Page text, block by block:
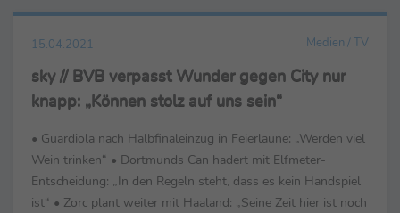
15.04.2021 Medien / TV
sky // BVB verpasst Wunder gegen City nur
knapp: „Können stolz auf uns sein“
• Guardiola nach Halbfinaleinzug in Feierlaune: „Werden viel
Wein trinken“ • Dortmunds Can hadert mit Elfmeter-
Entscheidung: „In den Regeln steht, dass es kein Handspiel
ist“ • Zorc plant weiter mit Haaland: „Seine Zeit hier ist noch